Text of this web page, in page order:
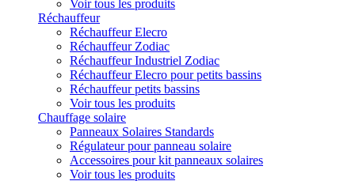
Voir tous les produits
Réchauffeur
Réchauffeur Elecro
Réchauffeur Zodiac
Réchauffeur Industriel Zodiac
Réchauffeur Elecro pour petits bassins
Réchauffeur petits bassins
Voir tous les produits
Chauffage solaire
Panneaux Solaires Standards
Régulateur pour panneau solaire
Accessoires pour kit panneaux solaires
Voir tous les produits